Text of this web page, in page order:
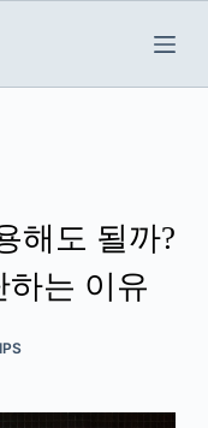
해도 될까?
하는 이유